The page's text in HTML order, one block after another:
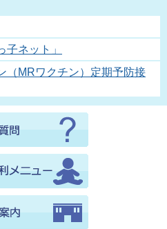
ネット」
（MRワクチン）定期予防接